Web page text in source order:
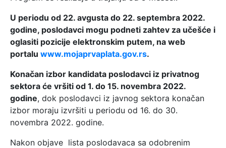
U periodu od 22. avgusta do 22. septembra 2022.
godine, poslodavci mogu podneti zahtev za učešće i
oglasiti pozicije elektronskim putem, na web
portalu www.mojaprvaplata.gov.rs.
Konačan izbor kandidata poslodavci iz privatnog
sektora će vršiti od 1. do 15. novembra 2022.
godine, dok poslodavci iz javnog sektora konačan
izbor moraju izvršiti u periodu od 16. do 30.
novembra 2022. godine.
Nakon objave lista poslodavaca sa odobrenim